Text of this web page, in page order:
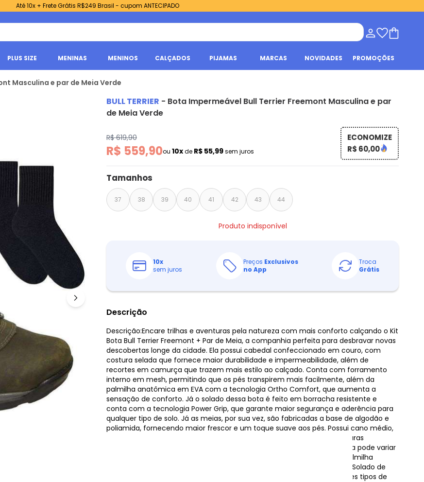
Até 10x + Frete Grátis R$249 Brasil - cupom ANTECIPADO
PLUS SIZE MENINAS MENINOS CALÇADOS PIJAMAS MARCAS NOVIDADES PROMOÇÕES
Masculina e par de Meia Verde
BULL TERRIER - Bota Impermeável Bull Terrier Freemont Masculina e par
de Meia Verde
R$ 619,90
R$ 559,90ou 10xde R$ 55,99sem juros
ECONOMIZE
R$ 60,00
Tamanhos
37 38 39 40 41 42 43 44
Produto indisponível
10x
sem juros
Preços Exclusivos
no App
Troca
Grátis
Descrição
Descrição:Encare trilhas e aventuras pela natureza com mais conforto calçando o Kit
Bota Bull Terrier Freemont + Par de Meia, a companhia perfeita para desbravar novas
descobertas longe da cidade. Ela possui cabedal confeccionado em couro, com
costura selada que fornece maior durabilidade e impermeabilidade, além de
recortes em camurça que trazem mais estilo ao calçado. Conta com forramento
interno em mesh, permitindo que os pés transpirem mais facilmente, além da
palmilha anatômica em EVA com a tecnologia Ortho Comfort, que aumenta a
sensação de conforto. Já o solado dessa bota é feito em borracha resistente e
conta com a tecnologia Power Grip, que garante maior segurança e aderência para
qualquer tipo de solo. Já as meias, por sua vez, são fabricadas a base de algodão e
poliamida, fornecendo maior frescor e um toque suave aos pés. Possui cano médio,
garantindo maior proteção, além de contar com sola atoalhada e costuras
reforçadas, concedendo maior durabilidade a peça. O tamanho da meia pode variar
de acordo com a numeração da bota. TECNOLOGIAS Ortho Comfort: palmilha
anatômica que garante maior conforto para os pés ???????Power Grip: Solado de
borracha que proporciona maior estabilidade e aderência para diferentes tipos de